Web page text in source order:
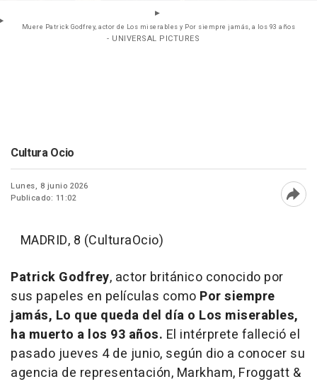
Muere Patrick Godfrey, actor de Los miserables y Por siempre jamás, a los 93 años
- UNIVERSAL PICTURES
Cultura Ocio
Lunes, 8 junio 2026
Publicado: 11:02
MADRID, 8 (CulturaOcio)
Patrick Godfrey, actor británico conocido por
sus papeles en películas como Por siempre
jamás, Lo que queda del día o Los miserables,
ha muerto a los 93 años. El intérprete falleció el
pasado jueves 4 de junio, según dio a conocer su
agencia de representación, Markham, Froggatt &